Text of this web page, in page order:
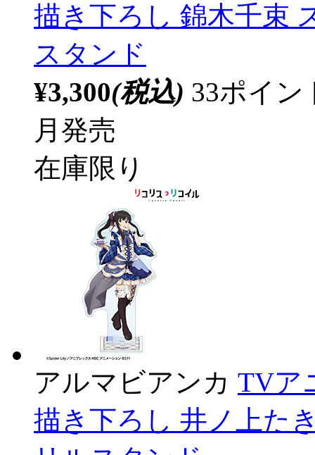
描き下ろし 錦木千束
スタンド
¥3,300(税込) 33ポイ
月発売
在庫限り
アルマビアンカ TVア
描き下ろし 井ノ上た